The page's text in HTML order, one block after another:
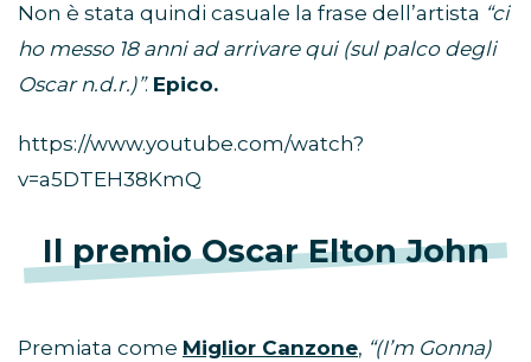
Non è stata quindi casuale la frase dell’artista “ci
ho messo 18 anni ad arrivare qui (sul palco degli
Oscar n.d.r.)”. Epico.
https://www.youtube.com/watch?
v=a5DTEH38KmQ
Il premio Oscar Elton John
Premiata come Miglior Canzone, “(I’m Gonna)